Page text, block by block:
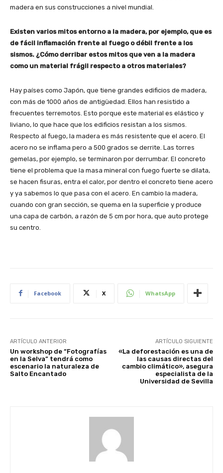
madera en sus construcciones a nivel mundial.
Existen varios mitos entorno a la madera, por ejemplo, que es
de fácil inflamación frente al fuego o débil frente a los
sismos. ¿Cómo derribar estos mitos que ven a la madera
como un material frágil respecto a otros materiales?
Hay países como Japón, que tiene grandes edificios de madera,
con más de 1000 años de antigüedad. Ellos han resistido a
frecuentes terremotos. Esto porque este material es elástico y
liviano, lo que hace que los edificios resistan a los sismos.
Respecto al fuego, la madera es más resistente que el acero. El
acero no se inflama pero a 500 grados se derrite. Las torres
gemelas, por ejemplo, se terminaron por derrumbar. El concreto
tiene el problema que la masa mineral con fuego fuerte se dilata,
se hacen fisuras, entra el calor, por dentro el concreto tiene acero
y ya sabemos lo que pasa con el acero. En cambio la madera,
cuando con gran sección, se quema en la superficie y produce
una capa de carbón, a razón de 5 cm por hora, que auto protege
su centro.
Facebook X WhatsApp
ARTÍCULO ANTERIOR
Un workshop de “Fotografías
en la Selva” tendrá como
escenario la naturaleza de
Salto Encantado
ARTÍCULO SIGUIENTE
«La deforestación es una de
las causas directas del
cambio climático», asegura
especialista de la
Universidad de Sevilla